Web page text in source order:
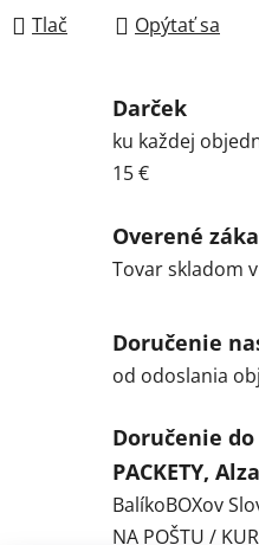
Tlač Opýtať sa
Darček
ku každej
15 €
Overené
Tovar skladom
Doručenie
od odoslania
Doručenie
PACKETY,
BalíkoBOXov
NA POŠTU /